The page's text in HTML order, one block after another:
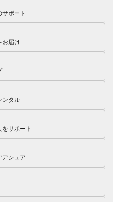
ポート
お届け
ンタル
サポート
アシェア